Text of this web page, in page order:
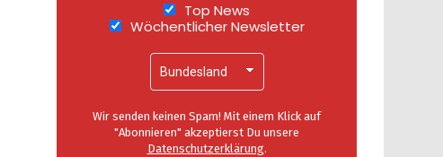
Top News
Wöchentlicher Newsletter
Wir senden keinen Spam! Mit einem Klick auf
"Abonnieren" akzeptierst Du unsere
Datenschutzerklärung.